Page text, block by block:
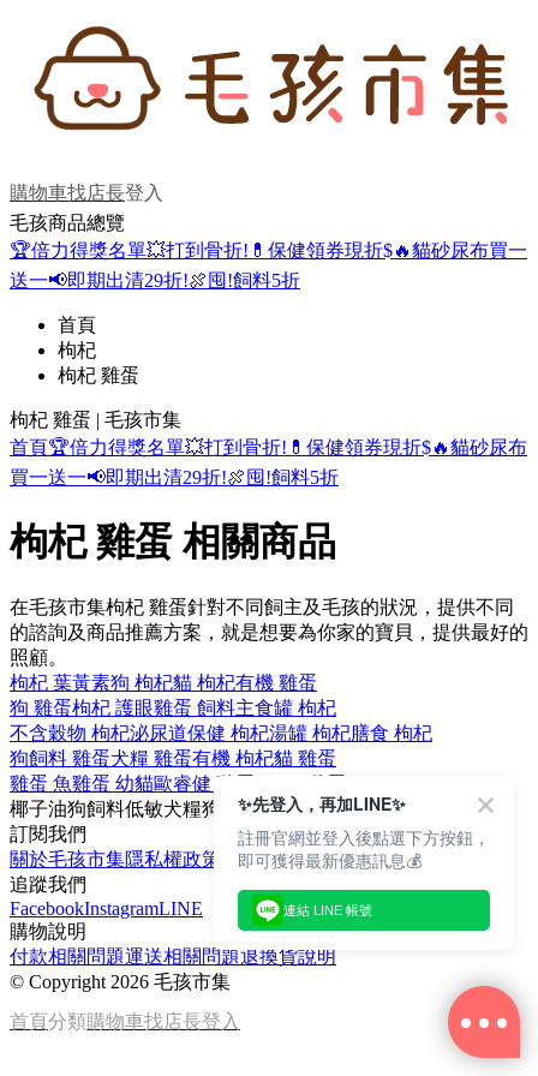
購物車找店長登入
毛孩商品總覽
🏆倍力得獎名單💥打到骨折! 💊保健領券現折$🔥貓砂尿布買一
送一📢即期出清29折!🍖囤!飼料5折
首頁
枸杞
枸杞 雞蛋
枸杞 雞蛋 | 毛孩市集
首頁🏆倍力得獎名單💥打到骨折! 💊保健領券現折$🔥貓砂尿布
買一送一📢即期出清29折!🍖囤!飼料5折
枸杞 雞蛋 相關商品
在毛孩市集枸杞 雞蛋針對不同飼主及毛孩的狀況，提供不同
的諮詢及商品推薦方案，就是想要為你家的寶貝，提供最好的
照顧。
枸杞 葉黃素狗 枸杞貓 枸杞有機 雞蛋
狗 雞蛋枸杞 護眼雞蛋 飼料主食罐 枸杞
不含穀物 枸杞泌尿道保健 枸杞湯罐 枸杞膳食 枸杞
狗飼料 雞蛋犬糧 雞蛋有機 枸杞貓 雞蛋
雞蛋 魚雞蛋 幼貓歐睿健 雞蛋
椰子油狗飼料低敏犬糧狗
訂閱我們
關於毛孩市集隱私權政策
文章
追蹤我們
FacebookInstagramLINE
購物說明
付款相關問題運送相關問題退換貨說明
© Copyright 2026 毛孩市集
首頁分類購物車找店長登入
✨先登入，再加LINE✨
註冊官網並登入後點選下方按鈕，
即可獲得最新優惠訊息💰
連結 LINE 帳號